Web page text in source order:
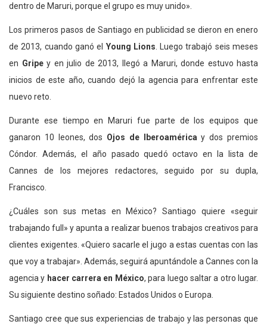
dentro de Maruri, porque el grupo es muy unido».
Los primeros pasos de Santiago en publicidad se dieron en enero
de 2013, cuando ganó el Young Lions . Luego trabajó seis meses
en Gripey en julio de 2013, llegó a Maruri, donde estuvo hasta
inicios de este año, cuando dejó la agencia para enfrentar este
nuevo reto.
Durante ese tiempo en Maruri fue parte de los equipos que
ganaron 10 leones, dos Ojos de Iberoamérica y dos premios
Cóndor. Además, el año pasado quedó octavo en la lista de
Cannes de los mejores redactores, seguido por su dupla,
Francisco.
¿Cuáles son sus metas en México? Santiago quiere «seguir
trabajando full» y apunta a realizar buenos trabajos creativos para
clientes exigentes. «Quiero sacarle el jugo a estas cuentas con las
que voy a trabajar». Además, seguirá apuntándole a Cannes con la
agencia y hacer carrera en México, para luego saltar a otro lugar.
Su siguiente destino soñado: Estados Unidos o Europa.
Santiago cree que sus experiencias de trabajo y las personas que